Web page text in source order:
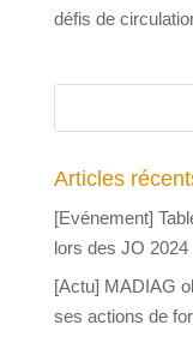
défis de
Articles
[Evénement]
lors des JO 2024
[Actu] MADIAG
ses actions de